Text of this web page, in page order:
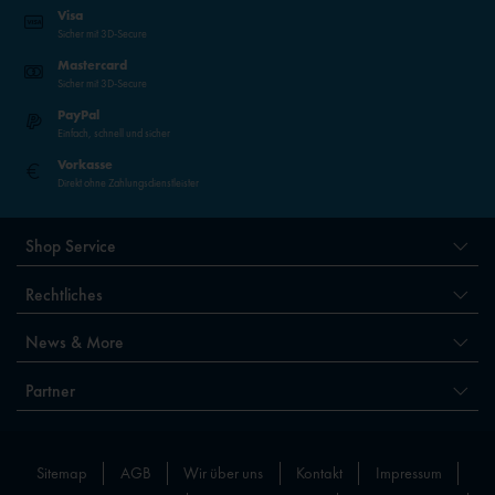
Visa
Sicher mit 3D-Secure
Mastercard
Sicher mit 3D-Secure
PayPal
Einfach, schnell und sicher
Vorkasse
Direkt ohne Zahlungsdienstleister
Shop Service
Rechtliches
News & More
Partner
Sitemap AGB Wir über uns Kontakt
Impressum